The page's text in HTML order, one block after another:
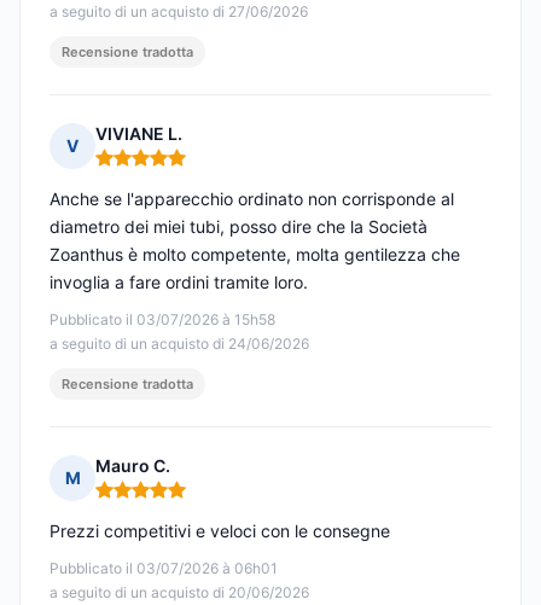
a seguito di un acquisto di 27/06/2026
Recensione tradotta
V
VIVIANE L.
Nota: 5 su 5
Pubblicato il 03/07/2026 à 15h58
a seguito di un acquisto di 24/06/2026
Anche se l'apparecchio ordinato non corrisponde al
diametro dei miei tubi, posso dire che la Società
Zoanthus è molto competente, molta gentilezza che
invoglia a fare ordini tramite loro.
Recensione tradotta
M
Mauro C.
Nota: 5 su 5
Pubblicato il 03/07/2026 à 06h01
a seguito di un acquisto di 20/06/2026
Prezzi competitivi e veloci con le consegne